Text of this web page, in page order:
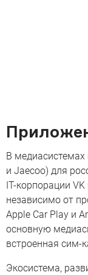
В медиасистемах
и Jaecoo) для
IT-корпорации
независимо от
Apple Car Play и
основную
встроенная сим-
Экосистема,